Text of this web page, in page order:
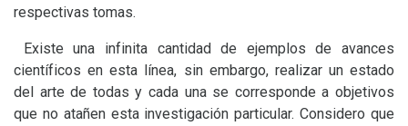
respectivas tomas.
Existe una infinita cantidad de ejemplos de avances
científicos en esta línea, sin embargo, realizar un estado
del arte de todas y cada una se corresponde a objetivos
que no atañen esta investigación particular. Considero que